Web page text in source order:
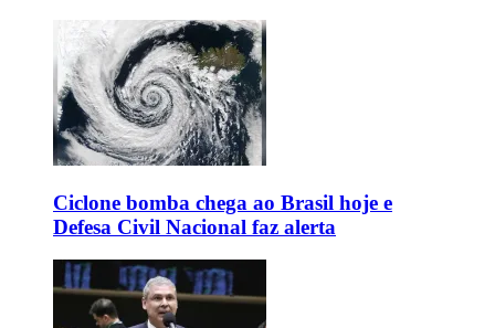
Ciclone bomba chega ao Brasil hoje e
Defesa Civil Nacional faz alerta